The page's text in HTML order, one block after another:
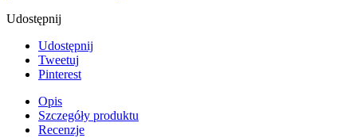
Udostępnij
Udostępnij
Tweetuj
Pinterest
Opis
Szczegóły produktu
Recenzje